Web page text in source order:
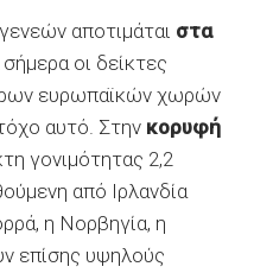
αποτιμάται στα
οι δείκτες
ευρωπαϊκών χωρών
αυτό. Στην κορυφή
γονιμότητας 2,2
από Ιρλανδία
η Νορβηγία, η
επίσης υψηλούς